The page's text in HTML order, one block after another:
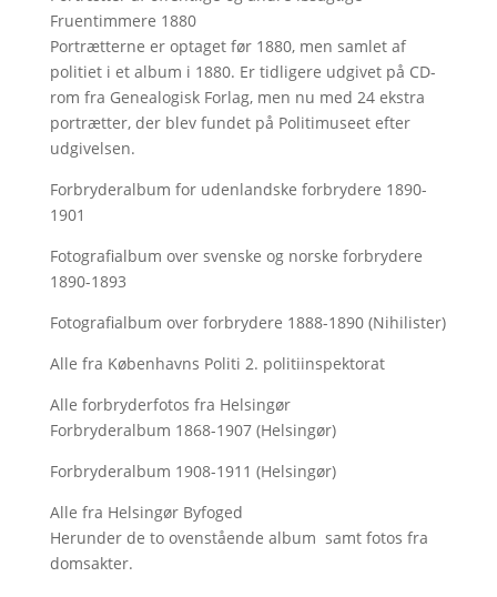
Fruentimmere 1880
Portrætterne er optaget før 1880, men samlet af
politiet i et album i 1880. Er tidligere udgivet på CD-
rom fra Genealogisk Forlag, men nu med 24 ekstra
portrætter, der blev fundet på Politimuseet efter
udgivelsen.
Forbryderalbum for udenlandske forbrydere 1890-
1901
Fotografialbum over svenske og norske forbrydere
1890-1893
Fotografialbum over forbrydere 1888-1890 (Nihilister)
Alle fra Københavns Politi 2. politiinspektorat
Alle forbryderfotos fra Helsingør
Forbryderalbum 1868-1907 (Helsingør)
Forbryderalbum 1908-1911 (Helsingør)
Alle fra Helsingør Byfoged
Herunder de to ovenstående album samt fotos fra
domsakter.